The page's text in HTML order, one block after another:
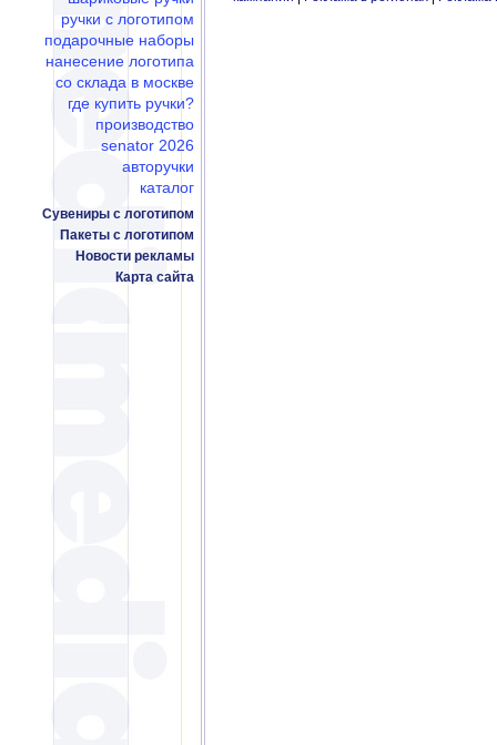
ручки с логотипом
подарочные наборы
нанесение логотипа
со склада в москве
где купить ручки?
производство
senator 2026
авторучки
каталог
Сувениры с логотипом
Пакеты с логотипом
Новости рекламы
Карта сайта